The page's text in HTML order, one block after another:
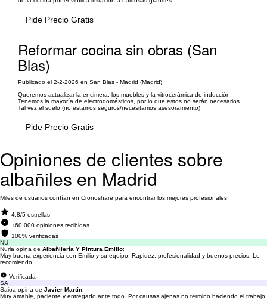
Pide Precio Gratis
Reformar cocina sin obras (San
Blas)
Publicado el 2-2-2026 en San Blas - Madrid (Madrid)
Queremos actualizar la encimera, los muebles y la vitrocerámica de inducción.
Tenemos la mayoría de electrodomésticos, por lo que estos no serán necesarios.
Tal vez el suelo (no estamos seguros/necesitamos asesoramiento)
Pide Precio Gratis
Opiniones de clientes sobre
albañiles en Madrid
Miles de usuarios confían en Cronoshare para encontrar los mejores profesionales
4.8/5 estrellas
+60.000 opiniones recibidas
100% verificadas
NU
Nuria opina de Albañilería Y Pintura Emilio:
Muy buena experiencia con Emilio y su equipo. Rapidez, profesionalidad y buenos precios. Lo
recomiendo.
Verificada
SA
Saioa opina de Javier Martin:
Muy amable, paciente y entregado ante todo. Por causas ajenas no termino haciendo el trabajo